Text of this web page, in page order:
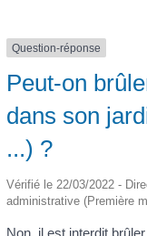
Question-réponse
Peut-on
dans son
...) ?
Vérifié le 22/03/2022 -
administrative (Première
Non, il est interdit